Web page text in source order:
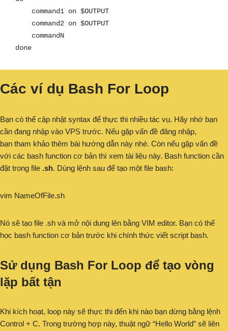
command1 on $OUTPUT
command2 on $OUTPUT
commandN
done
Các ví dụ Bash For Loop
Bạn có thể cập nhật syntax để thực thi nhiều tác vụ. Hãy nhớ bạn
cần đang nhập vào VPS trước. Nếu gặp vấn đề đăng nhập,
bạn tham khảo thêm bài hướng dẫn này nhé. Còn nếu gặp vấn đề
với các bash function cơ bản thì xem tài liệu này. Bash function cần
đặt trong file .sh. Dùng lệnh sau để tạo một file bash:
vim NameOfFile.sh
Nó sẽ tạo file .sh và mở nội dung lên bằng VIM editor. Bạn có thể
học bash function cơ bản trước khi chính thức viết script bash.
Sử dụng Bash For Loop để tạo vòng
lặp bất tận
Khi kích hoạt, loop này sẽ thực thi đến khi nào bạn dừng bằng lệnh
Control + C. Trong trường hợp này, thuật ngữ “Hello World” sẽ liên